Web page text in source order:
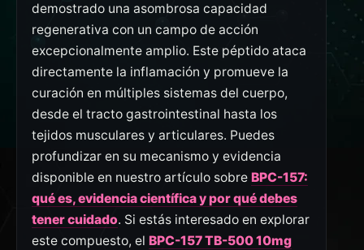
demostrado una asombrosa capacidad
regenerativa con un campo de acción
excepcionalmente amplio. Este péptido ataca
directamente la inflamación y promueve la
curación en múltiples sistemas del cuerpo,
desde el tracto gastrointestinal hasta los
tejidos musculares y articulares. Puedes
profundizar en su mecanismo y evidencia
disponible en nuestro artículo sobre BPC-157:
qué es, evidencia científica y por qué debes
tener cuidado. Si estás interesado en explorar
este compuesto, el BPC-157 TB-500 10mg